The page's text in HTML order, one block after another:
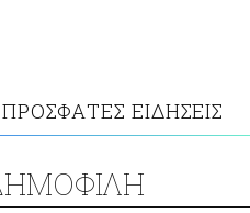
ΠΡΟΣΦΑΤΕΣ ΕΙΔΗΣΕΙΣ